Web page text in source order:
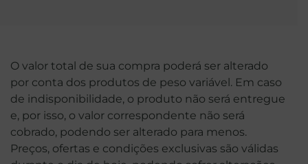
O valor total de sua compra poderá ser alterado
por conta dos produtos de peso variável. Em caso
de indisponibilidade, o produto não será entregue
e, por isso, o valor correspondente não será
cobrado, podendo ser alterado para menos.
Preços, ofertas e condições exclusivas são válidas